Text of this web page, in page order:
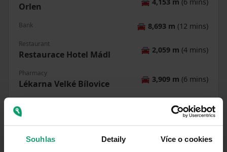
Souhlas Detaily Více o cookies
Orlen
Bank 🚘 8,693 m (12 mins)
Restaurant
Restaurace Hotel Mádl 🚘 2,059 m (4 mins)
Pharmacy
Lékarna Velké Bílovice 🚘 3,909 m (6 mins)
4,376 m (7 mins)
🚘4,427 m(7 mins)